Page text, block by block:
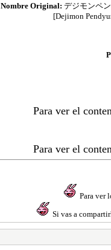
Nombre Original: デジモンペ
[Dejimon
Para ver el
Para ver el
Para ver
Si vas a